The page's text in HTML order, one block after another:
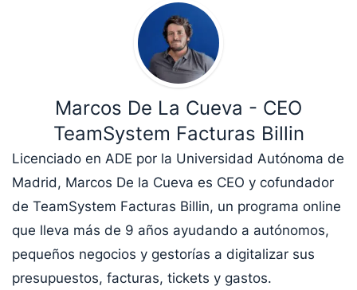
Marcos De La Cueva - CEO
TeamSystem Facturas Billin
Licenciado en ADE por la Universidad Autónoma de
Madrid, Marcos De la Cueva es CEO y cofundador
de TeamSystem Facturas Billin, un programa online
que lleva más de 9 años ayudando a autónomos,
pequeños negocios y gestorías a digitalizar sus
presupuestos, facturas, tickets y gastos.